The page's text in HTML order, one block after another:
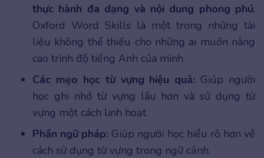
thực hành đa dạng và nội dung phong phú,
Oxford Word Skills là một trong những tài
liệu không thể thiếu cho những ai muốn nâng
cao trình độ tiếng Anh của mình.
Các mẹo học từ vựng hiệu quả: Giúp người
học ghi nhớ từ vựng lâu hơn và sử dụng từ
vựng một cách linh hoạt.
Phần ngữ pháp: Giúp người học hiểu rõ hơn về
cách sử dụng từ vựng trong ngữ cảnh.